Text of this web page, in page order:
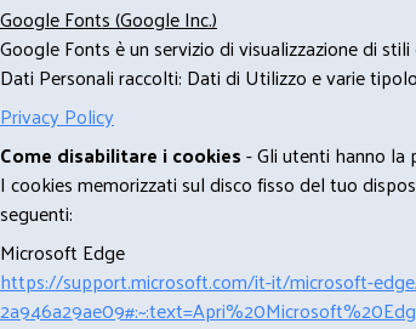
Google Fonts (Google Inc.)
Google Fonts è un servizio di visualizzazione di
Dati Personali raccolti: Dati di Utilizzo e varie
Privacy Policy
Come disabilitare i cookies- Gli utenti hanno la
I cookies memorizzati sul disco fisso del tuo
seguenti:
Microsoft Edge
https://support.microsoft.com/it-it/microsoft-